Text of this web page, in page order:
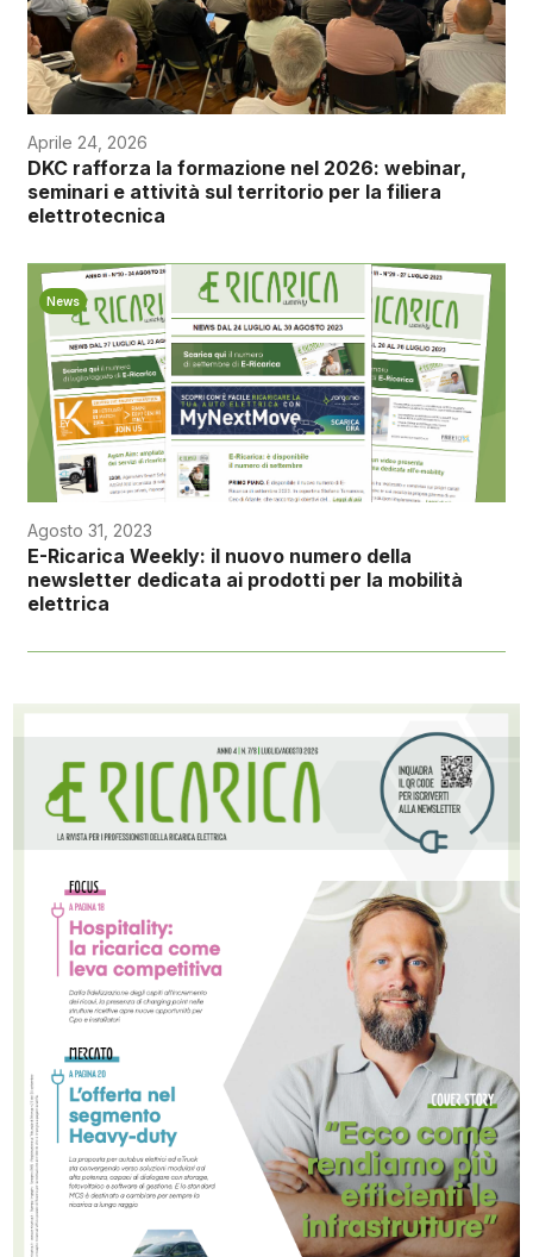
Aprile 24, 2026
DKC rafforza la formazione nel 2026: webinar,
seminari e attività sul territorio per la filiera
elettrotecnica
News
Agosto 31, 2023
E-Ricarica Weekly: il nuovo numero della
newsletter dedicata ai prodotti per la mobilità
elettrica